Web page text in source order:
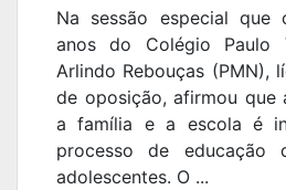
Na sessão especial que
anos do Colégio Paulo
Arlindo Rebouças (PMN),
de oposição, afirmou que
a família e a escola é
processo de educação
adolescentes. O ...